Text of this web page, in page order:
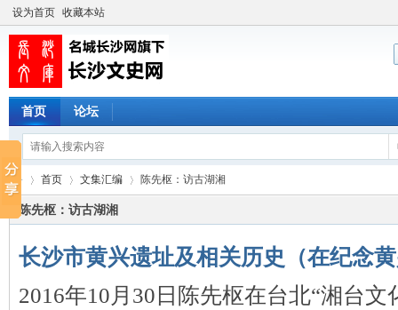
设为首页 收藏本站
首页 论坛
长 ›
首页
›
文集汇编
›
陈先枢：访古湖湘
陈先枢：访古湖湘
长沙市黄兴遗址及相关历史（在纪念
2016年10月30日陈先枢在台北“湘台